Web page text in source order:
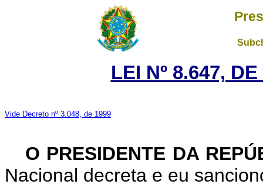
LEI Nº 8.647,
Vide Decreto nº 3.048, de 1999
O PRESIDENTE DA
Nacional decreta e eu